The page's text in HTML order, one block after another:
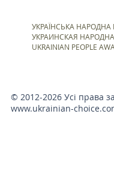
УКРАЇНСЬКА НАРОДНА
УКРАИНСКАЯ
UKRAINIAN PEOPLE
© 2012-2026 Усі права
www.ukrainian-